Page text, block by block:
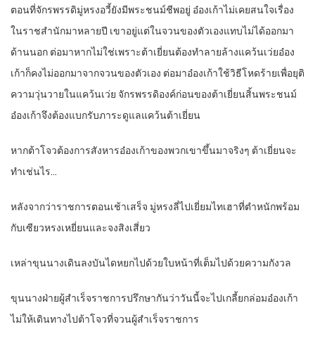
ตอนที่จักรพรรดิมู่หรงอวี้ยังมีพระชนม์ชีพอยู่ อ๋องเก้าไม่เคยสนใจเรื่อง
ในราชสำนักมาหลายปี เขาอยู่แต่ในจวนของตัวเองแทบไม่ได้ออกมา
ด้านนอก ต่อมาหากไม่ใช่เพราะต้าเยี่ยนต้องทำลายล้างแคว้นเว่ยอ๋อง
เก้าก็คงไม่ออกมาจากจวนของตัวเอง ต่อมาอ๋องเก้าใช้วิธีโหดร้ายเพื่อยุติ
ความวุ่นวายในแคว้นเว่ย จักรพรรดิองค์ก่อนของต้าเยี่ยนสิ้นพระชนม์
อ๋องเก้าจึงต้องแบกรับภาระดูแลแคว้นต้าเยี่ยน
หากต้าโจวต้องการสังหารอ๋องเก้าของพวกเขาขึ้นมาจริงๆ ต้าเยี่ยนจะ
ทำเช่นไร…
หลังจากว่าราชการตอนเช้าเสร็จ มู่หรงลี่ไปเยี่ยมไทเฮาที่ตำหนักพร้อม
กับเซียวหรงเหยี่ยนและจงสิงเสี่ยว
เหล่าขุนนางเดินลงบันไดหยกไปด้วยใบหน้าที่เต็มไปด้วยความกังวล
ขุนนางฝ่ายผู้สำเร็จราชการปรึกษากันว่าวันนี้จะไปเกลี้ยกล่อมอ๋องเก้า
ไม่ให้เดินทางไปต้าโจวที่จวนผู้สำเร็จราชการ